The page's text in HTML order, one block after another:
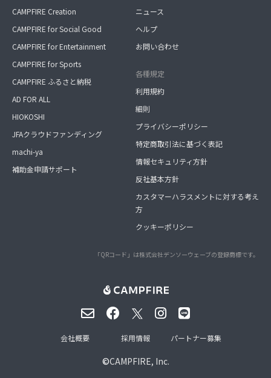
CAMPFIRE Creation
CAMPFIRE for Social Good
CAMPFIRE for Entertainment
CAMPFIRE for Sports
CAMPFIRE ふるさと納税
AD FOR ALL
HIOKOSHI
JFAクラウドファンディング
machi-ya
補助金申請サポート
ニュース
ヘルプ
お問い合わせ
各種規定
利用規約
細則
プライバシーポリシー
特定商取引法に基づく表記
情報セキュリティ方針
反社基本方針
カスタマーハラスメントに対する考え
方
クッキーポリシー
「QRコード」は株式会社デンソーウェーブの登録商標です。
©CAMPFIRE, Inc.
会社概要 採用情報 パートナー募集